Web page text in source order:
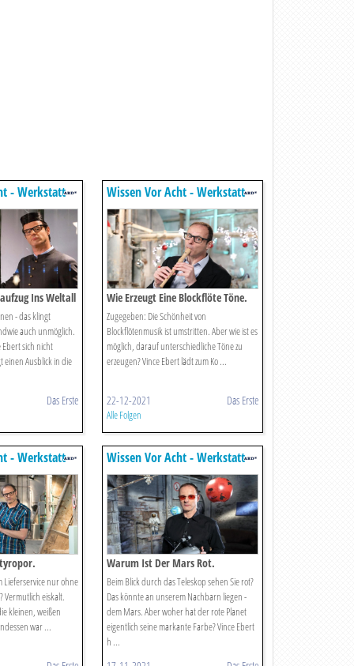
- Werkstatt
Ins Weltall
- das klingt
auch unmöglich.
Ebert sich nicht
einen Ausblick in die
Das Erste
Wissen Vor Acht - Werkstatt
Wie Erzeugt Eine Blockflöte Töne.
Zugegeben: Die Schönheit von
Blockflötenmusik ist umstritten. Aber wie ist es
möglich, darauf unterschiedliche Töne zu
erzeugen? Vince Ebert lädt zum Ko ...
22-12-2021 Das Erste
Alle Folgen
- Werkstatt
Lieferservice nur ohne
Vermutlich eiskalt.
kleinen, weißen
war ...
Wissen Vor Acht - Werkstatt
Warum Ist Der Mars Rot.
Beim Blick durch das Teleskop sehen Sie rot?
Das könnte an unserem Nachbarn liegen -
dem Mars. Aber woher hat der rote Planet
eigentlich seine markante Farbe? Vince Ebert
h ...